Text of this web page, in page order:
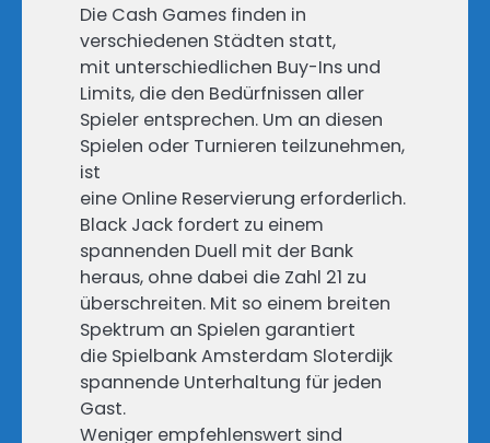
Die Cash Games finden in
verschiedenen Städten statt,
mit unterschiedlichen Buy-Ins und
Limits, die den Bedürfnissen aller
Spieler entsprechen. Um an diesen
Spielen oder Turnieren teilzunehmen,
ist
eine Online Reservierung erforderlich.
Black Jack fordert zu einem
spannenden Duell mit der Bank
heraus, ohne dabei die Zahl 21 zu
überschreiten. Mit so einem breiten
Spektrum an Spielen garantiert
die Spielbank Amsterdam Sloterdijk
spannende Unterhaltung für jeden
Gast.
Weniger empfehlenswert sind